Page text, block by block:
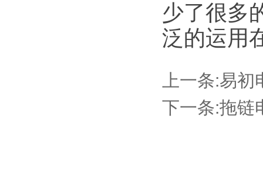
少了很多
泛的运用
上一条:易初
下一条:拖链